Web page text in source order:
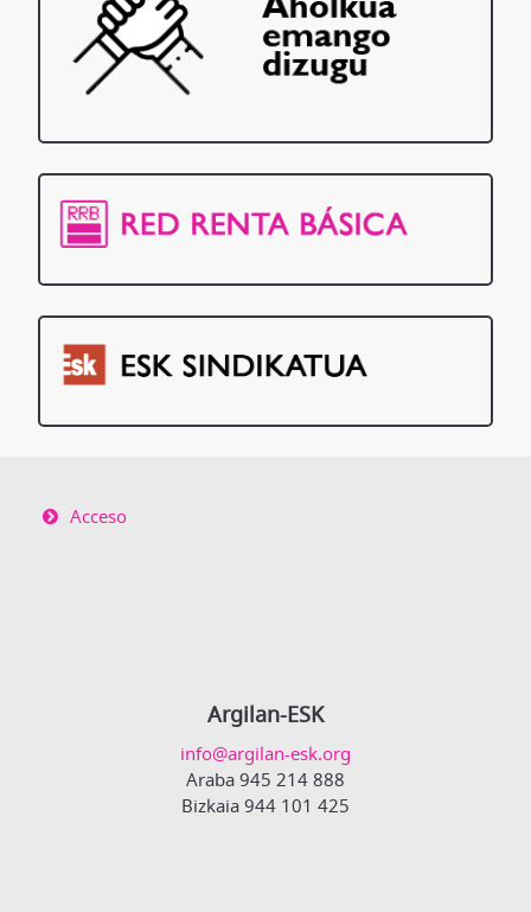
Acceso
Argilan-ESK
info@argilan-esk.org
Araba 945 214 888
Bizkaia 944 101 425